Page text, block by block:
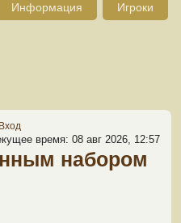
Информация Игроки
Вход
время: 08 авг 2026, 12:57
набором